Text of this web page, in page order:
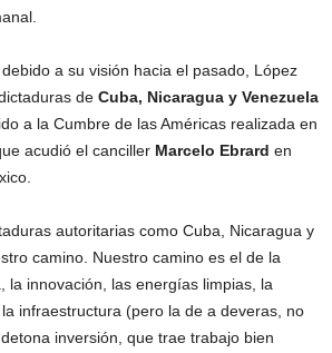
a su visión hacia el pasado, López
de Cuba, Nicaragua y Venezuela
a la Cumbre de las Américas realizada en
acudió el canciller Marcelo Ebrard en
autoritarias como Cuba, Nicaragua y
camino. Nuestro camino es el de la
la innovación, las energías limpias, la
infraestructura (pero la de a deveras, no
inversión, que trae trabajo bien